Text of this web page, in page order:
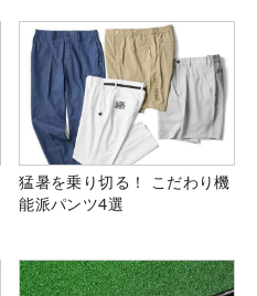
猛暑を乗り切る！ こだわり機
能派パンツ4選